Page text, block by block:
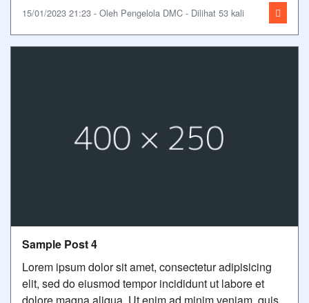
15/01/2023 21:23 - Oleh Pengelola DMC - Dilihat 53 kali
Sample Post 4
Lorem ipsum dolor sit amet, consectetur adipisicing
elit, sed do eiusmod tempor incididunt ut labore et